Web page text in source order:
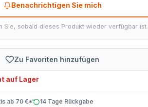
Benachrichtigen Sie mich
Sie, sobald dieses Produkt wieder verfügbar ist.
Zu Favoriten hinzufügen
auf Lager
ab 70 €* 14 Tage Rückgabe